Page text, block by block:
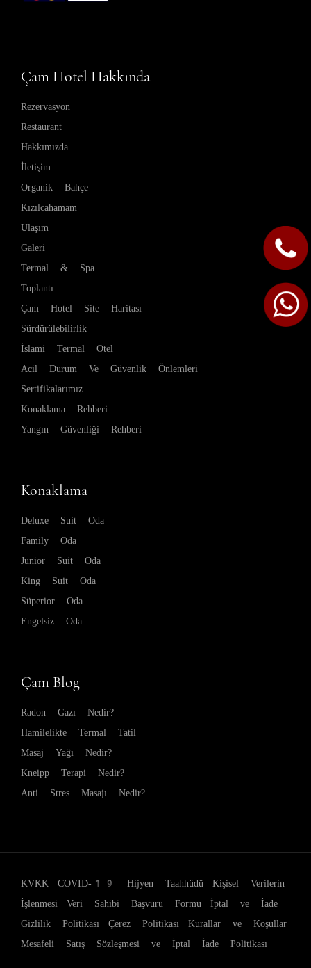
Çam Hotel Hakkında
Rezervasyon
Restaurant
Hakkımızda
İletişim
Organik Bahçe
Kızılcahamam
Ulaşım
Galeri
Termal & Spa
Toplantı
Çam Hotel Site Haritası
Sürdürülebilirlik
İslami Termal Otel
Acil Durum Ve Güvenlik Önlemleri
Sertifikalarımız
Konaklama Rehberi
Yangın Güvenliği Rehberi
Konaklama
Deluxe Suit Oda
Family Oda
Junior Suit Oda
King Suit Oda
Süperior Oda
Engelsiz Oda
Çam Blog
Radon Gazı Nedir?
Hamilelikte Termal Tatil
Masaj Yağı Nedir?
Kneipp Terapi Nedir?
Anti Stres Masajı Nedir?
KVKK COVID-19 Hijyen Taahhüdü
Kişisel Verilerin
İşlenmesi
Veri Sahibi Başvuru Formu
İptal ve İade
Gizlilik Politikası
Çerez Politikası
Kurallar ve Koşullar
Mesafeli Satış Sözleşmesi ve İptal İade Politikası